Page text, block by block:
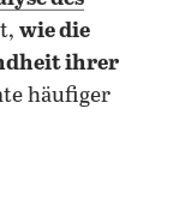
wie die
ihrer
häufiger
teilen